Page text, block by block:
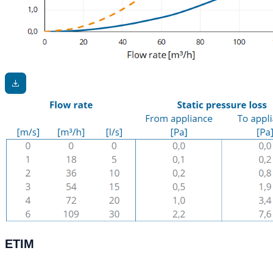
ETIM